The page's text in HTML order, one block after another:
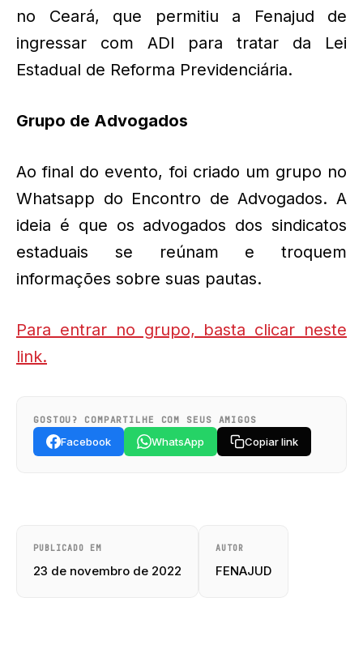
no Ceará, que permitiu a Fenajud de
ingressar com ADI para tratar da Lei
Estadual de Reforma Previdenciária.
Grupo de Advogados
Ao final do evento, foi criado um grupo no
Whatsapp do Encontro de Advogados. A
ideia é que os advogados dos sindicatos
estaduais se reúnam e troquem
informações sobre suas pautas.
Para entrar no grupo, basta clicar neste
link.
GOSTOU? COMPARTILHE COM SEUS AMIGOS
Facebook WhatsApp Copiar link
PUBLICADO EM
23 de novembro de 2022
AUTOR
FENAJUD